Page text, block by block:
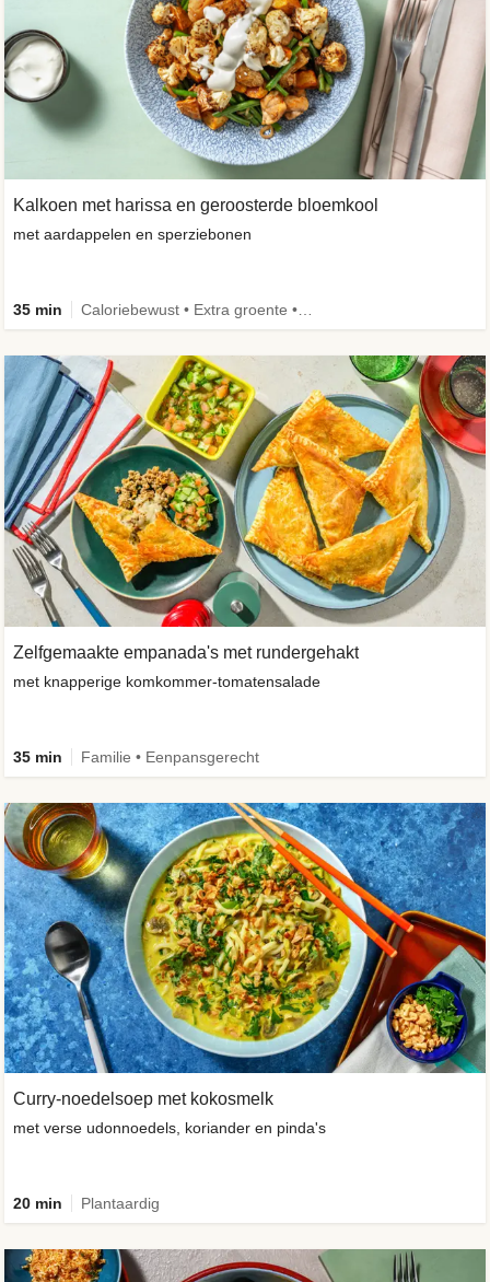
Kalkoen met harissa en geroosterde bloemkool
met aardappelen en sperziebonen
35 min
Zelfgemaakte empanada's met rundergehakt
met knapperige komkommer-tomatensalade
35 min Familie • Eenpansgerecht
Curry-noedelsoep met kokosmelk
met verse udonnoedels, koriander en pinda's
20 min Plantaardig